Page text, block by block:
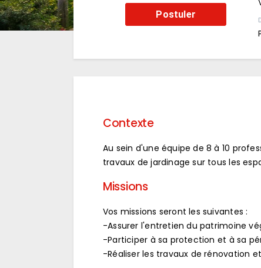
Postuler
Contexte
Au sein d'une équipe de 8 à 10
travaux de jardinage sur tous les
Missions
Vos missions seront les suivantes :
-Assurer l'entretien du patrimoine
-Participer à sa protection et à sa
-Réaliser les travaux de rénovation